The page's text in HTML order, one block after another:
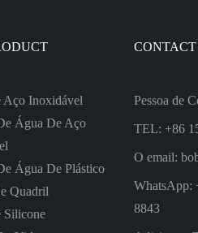
Aço Inoxidável
Água De Aço
Água De Plástico
Quadril
Silicone
CONTACT
Pessoa de
TEL: +86
O email:
WhatsApp:
8843